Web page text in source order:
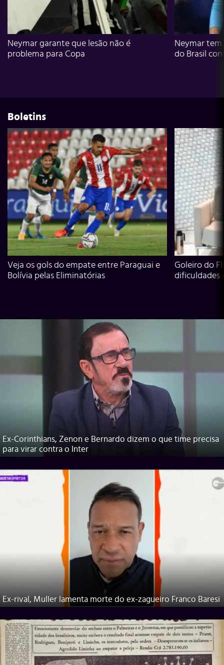
Neymar garante que lesão não é
problema para Copa
Neymar
do Brasil
Boletins
Veja os gols do empate entre Paraguai e
Bolívia pelas Eliminatórias
Goleiro do
dificuldades
Ex-Corinthians, Zenon e Bernardo dizem o que time precisa
para virar contra o Inter
Ex-rival, Muller lamenta morte do ex-zagueiro Franco Baresi